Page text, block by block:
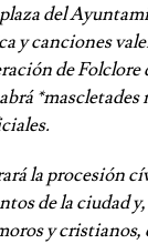
del
y canciones
de
*mascletades
la procesión
de la ciudad
y